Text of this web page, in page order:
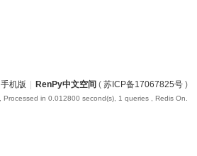
手机版 RenPy中文空间 ( 苏ICP备17067825号)
, Processed in 0.012800 second(s), 1 queries , Redis On.